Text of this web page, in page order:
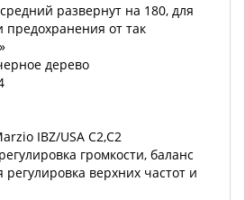
развернут на 180, для
предохранения от так
дерево
IBZ/USA C2,C2
громкости, баланс
регулировка верхних частот и